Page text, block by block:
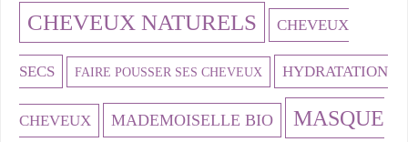
CHEVEUX NATURELS CHEVEUX
SECS FAIRE POUSSER SES CHEVEUX HYDRATATION
CHEVEUX MADEMOISELLE BIO
MASQUE